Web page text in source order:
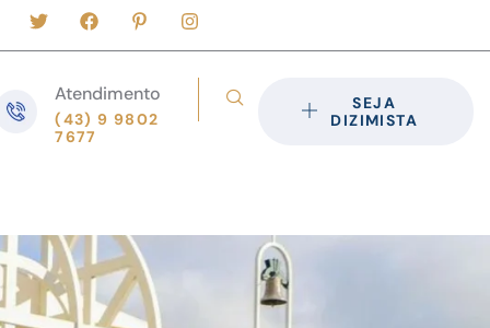
Atendimento
(43) 9 9802
7677
SEJA
DIZIMISTA